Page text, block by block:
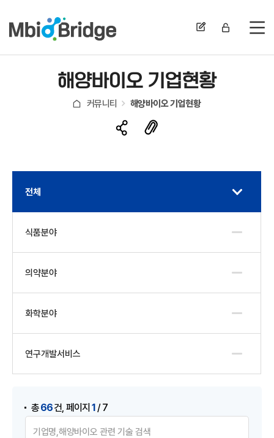
전
해양바이오 기업현황
커뮤니티 해양바이오 기업현황
전체
식품분야
의약분야
화학분야
연구개발서비스
총66건 ,페이지1/ 7